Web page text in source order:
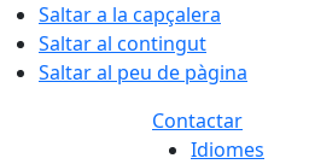
Saltar a la capçalera
Saltar al contingut
Saltar al peu de pàgina
Contactar
Idiomes